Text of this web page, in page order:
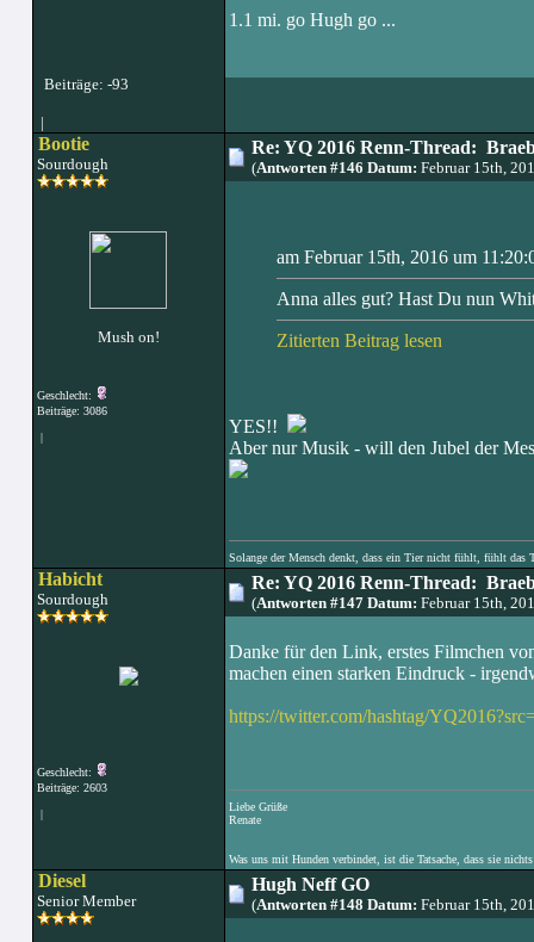
Beiträge: -93
|
1.1 mi. go Hugh go ...
Bootie
Sourdough
Mush on!
Geschlecht:
Beiträge: 3086
|
Re: YQ 2016 Renn-Thread:
(Antworten #146 Datum: Februar 15th,
am Februar 15th, 2016 um
Anna alles gut? Hast Du nun
Zitierten Beitrag lesen
YES!!
Aber nur Musik - will den Jubel der
Solange der Mensch denkt, dass ein Tier nicht fühlt, fühlt das
Habicht
Sourdough
Geschlecht:
Beiträge: 2603
|
Re: YQ 2016 Renn-Thread:
(Antworten #147 Datum: Februar 15th,
Danke für den Link, erstes Filmchen
machen einen starken Eindruck -
https://twitter.com/hashtag/
Liebe Grüße
Renate
Was uns mit Hunden verbindet, ist die Tatsache, dass sie nichts
Diesel
Senior Member
Hugh Neff GO
(Antworten #148 Datum: Februar 15th,